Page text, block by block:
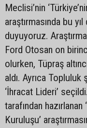
Meclisi’nin
araştırmasında bu
duyuyoruz.
Ford Otosan on
olurken, Tüpraş
aldı. Ayrıca
‘İhracat Lideri’
tarafından
Kuruluşu’